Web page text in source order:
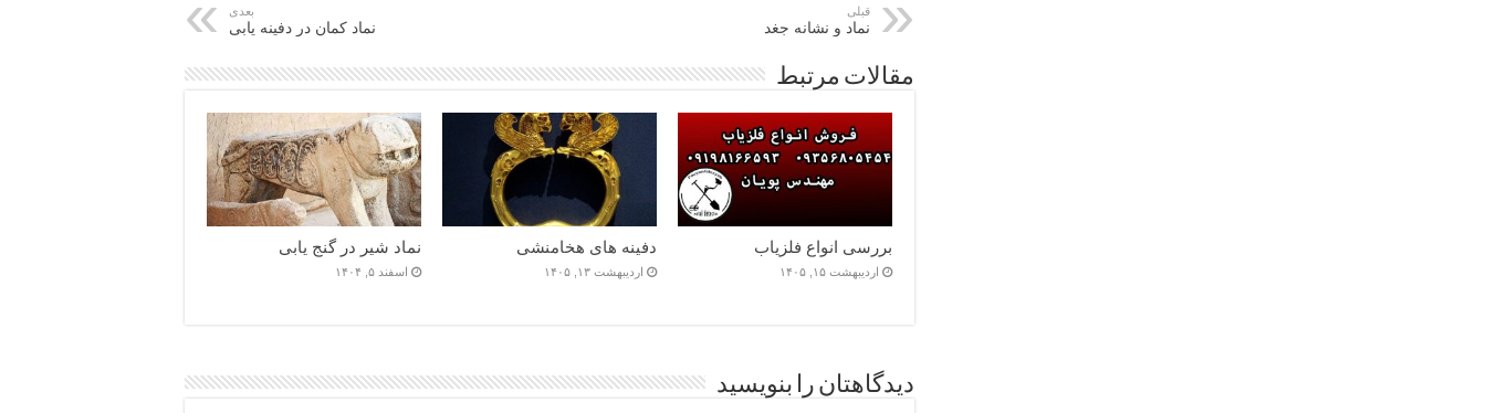
قبلی
نماد و نشانه جغد
بعدی
نماد کمان در دفینه یابی
مقالات مرتبط
بررسی انواع فلزیاب
اردیبهشت ۱۵, ۱۴۰۵
دفینه های هخامنشی
اردیبهشت ۱۳, ۱۴۰۵
نماد شیر در گنج یابی
اسفند ۵, ۱۴۰۴
دیدگاهتان را بنویسید